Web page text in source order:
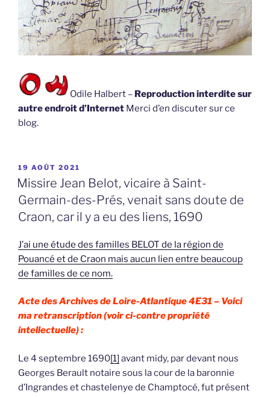
Odile Halbert – Reproduction interdite sur
autre endroit d’Internet Merci d’en discuter sur ce
blog.
PUBLIÉ
LE
19 AOÛT 2021
Missire Jean Belot, vicaire à Saint-
Germain-des-Prés, venait sans doute de
Craon, car il y a eu des liens, 1690
J’ai une étude des familles BELOT de la région de
Pouancé et de Craon mais aucun lien entre beaucoup
de familles de ce nom.
Acte des Archives de Loire-Atlantique 4E31 – Voici
ma retranscription (voir ci-contre propriété
intellectuelle) :
Le 4 septembre 1690[1] avant midy, par devant nous
Georges Berault notaire sous la cour de la baronnie
d’Ingrandes et chastelenye de Champtocé, fut présent